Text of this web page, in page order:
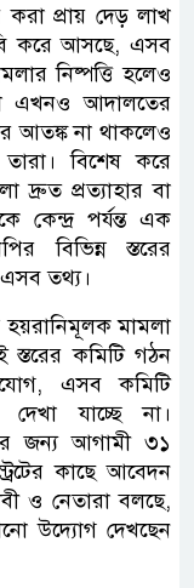
প্রায় দেড় লাখ
করে আসছে, এসব
নিষ্পত্তি হলেও
এখনও আদালতের
আতঙ্ক না থাকলেও
বিশেষ করে
দ্রুত প্রত্যাহার বা
কেন্দ্র পর্যন্ত এক
বিভিন্ন স্তরের
এসব তথ্য।
হয়রানিমূলক মামলা
স্তরের কমিটি গঠন
এসব কমিটি
যাচ্ছে না।
জন্য আগামী ৩১
কাছে আবেদন
ও নেতারা বলছে,
উদ্যোগ দেখছেন